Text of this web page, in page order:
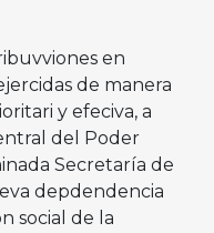
en
de manera
y efeciva, a
del Poder
Secretaría de
depdendencia
social de la